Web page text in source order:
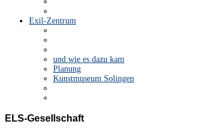
Exil-Zentrum
und wie es dazu kam
Planung
Kunstmuseum Solingen
ELS-Gesellschaft